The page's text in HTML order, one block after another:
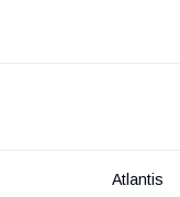
Atlantis